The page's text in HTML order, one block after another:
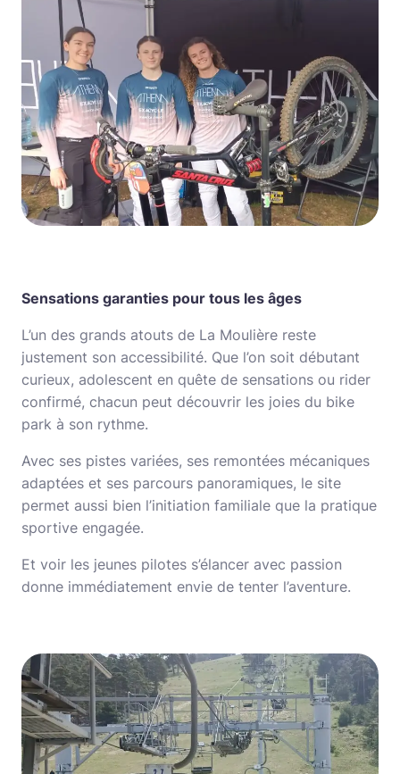
Sensations garanties pour tous les âges
L’un des grands atouts de La Moulière reste
justement son accessibilité. Que l’on soit débutant
curieux, adolescent en quête de sensations ou rider
confirmé, chacun peut découvrir les joies du bike
park à son rythme.
Avec ses pistes variées, ses remontées mécaniques
adaptées et ses parcours panoramiques, le site
permet aussi bien l’initiation familiale que la pratique
sportive engagée.
Et voir les jeunes pilotes s’élancer avec passion
donne immédiatement envie de tenter l’aventure.